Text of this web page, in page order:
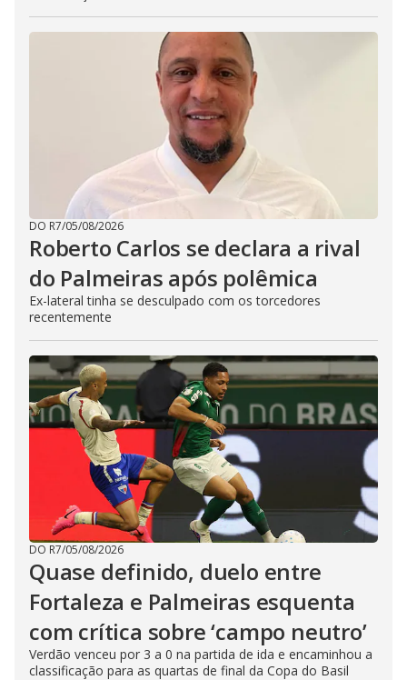
DO R7/05/08/2026
Roberto Carlos se declara a rival
do Palmeiras após polêmica
Ex-lateral tinha se desculpado com os torcedores
recentemente
DO R7/05/08/2026
Quase definido, duelo entre
Fortaleza e Palmeiras esquenta
com crítica sobre ‘campo neutro’
Verdão venceu por 3 a 0 na partida de ida e encaminhou a
classificação para as quartas de final da Copa do Basil